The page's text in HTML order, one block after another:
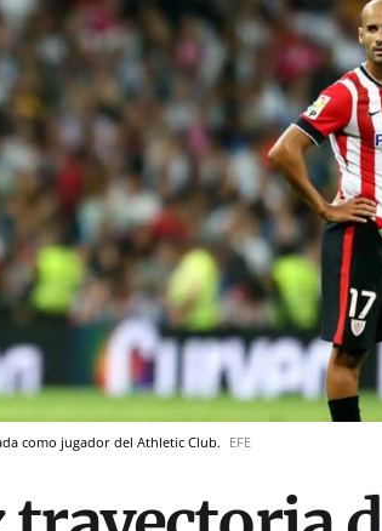
como jugador del Athletic Club. EFE